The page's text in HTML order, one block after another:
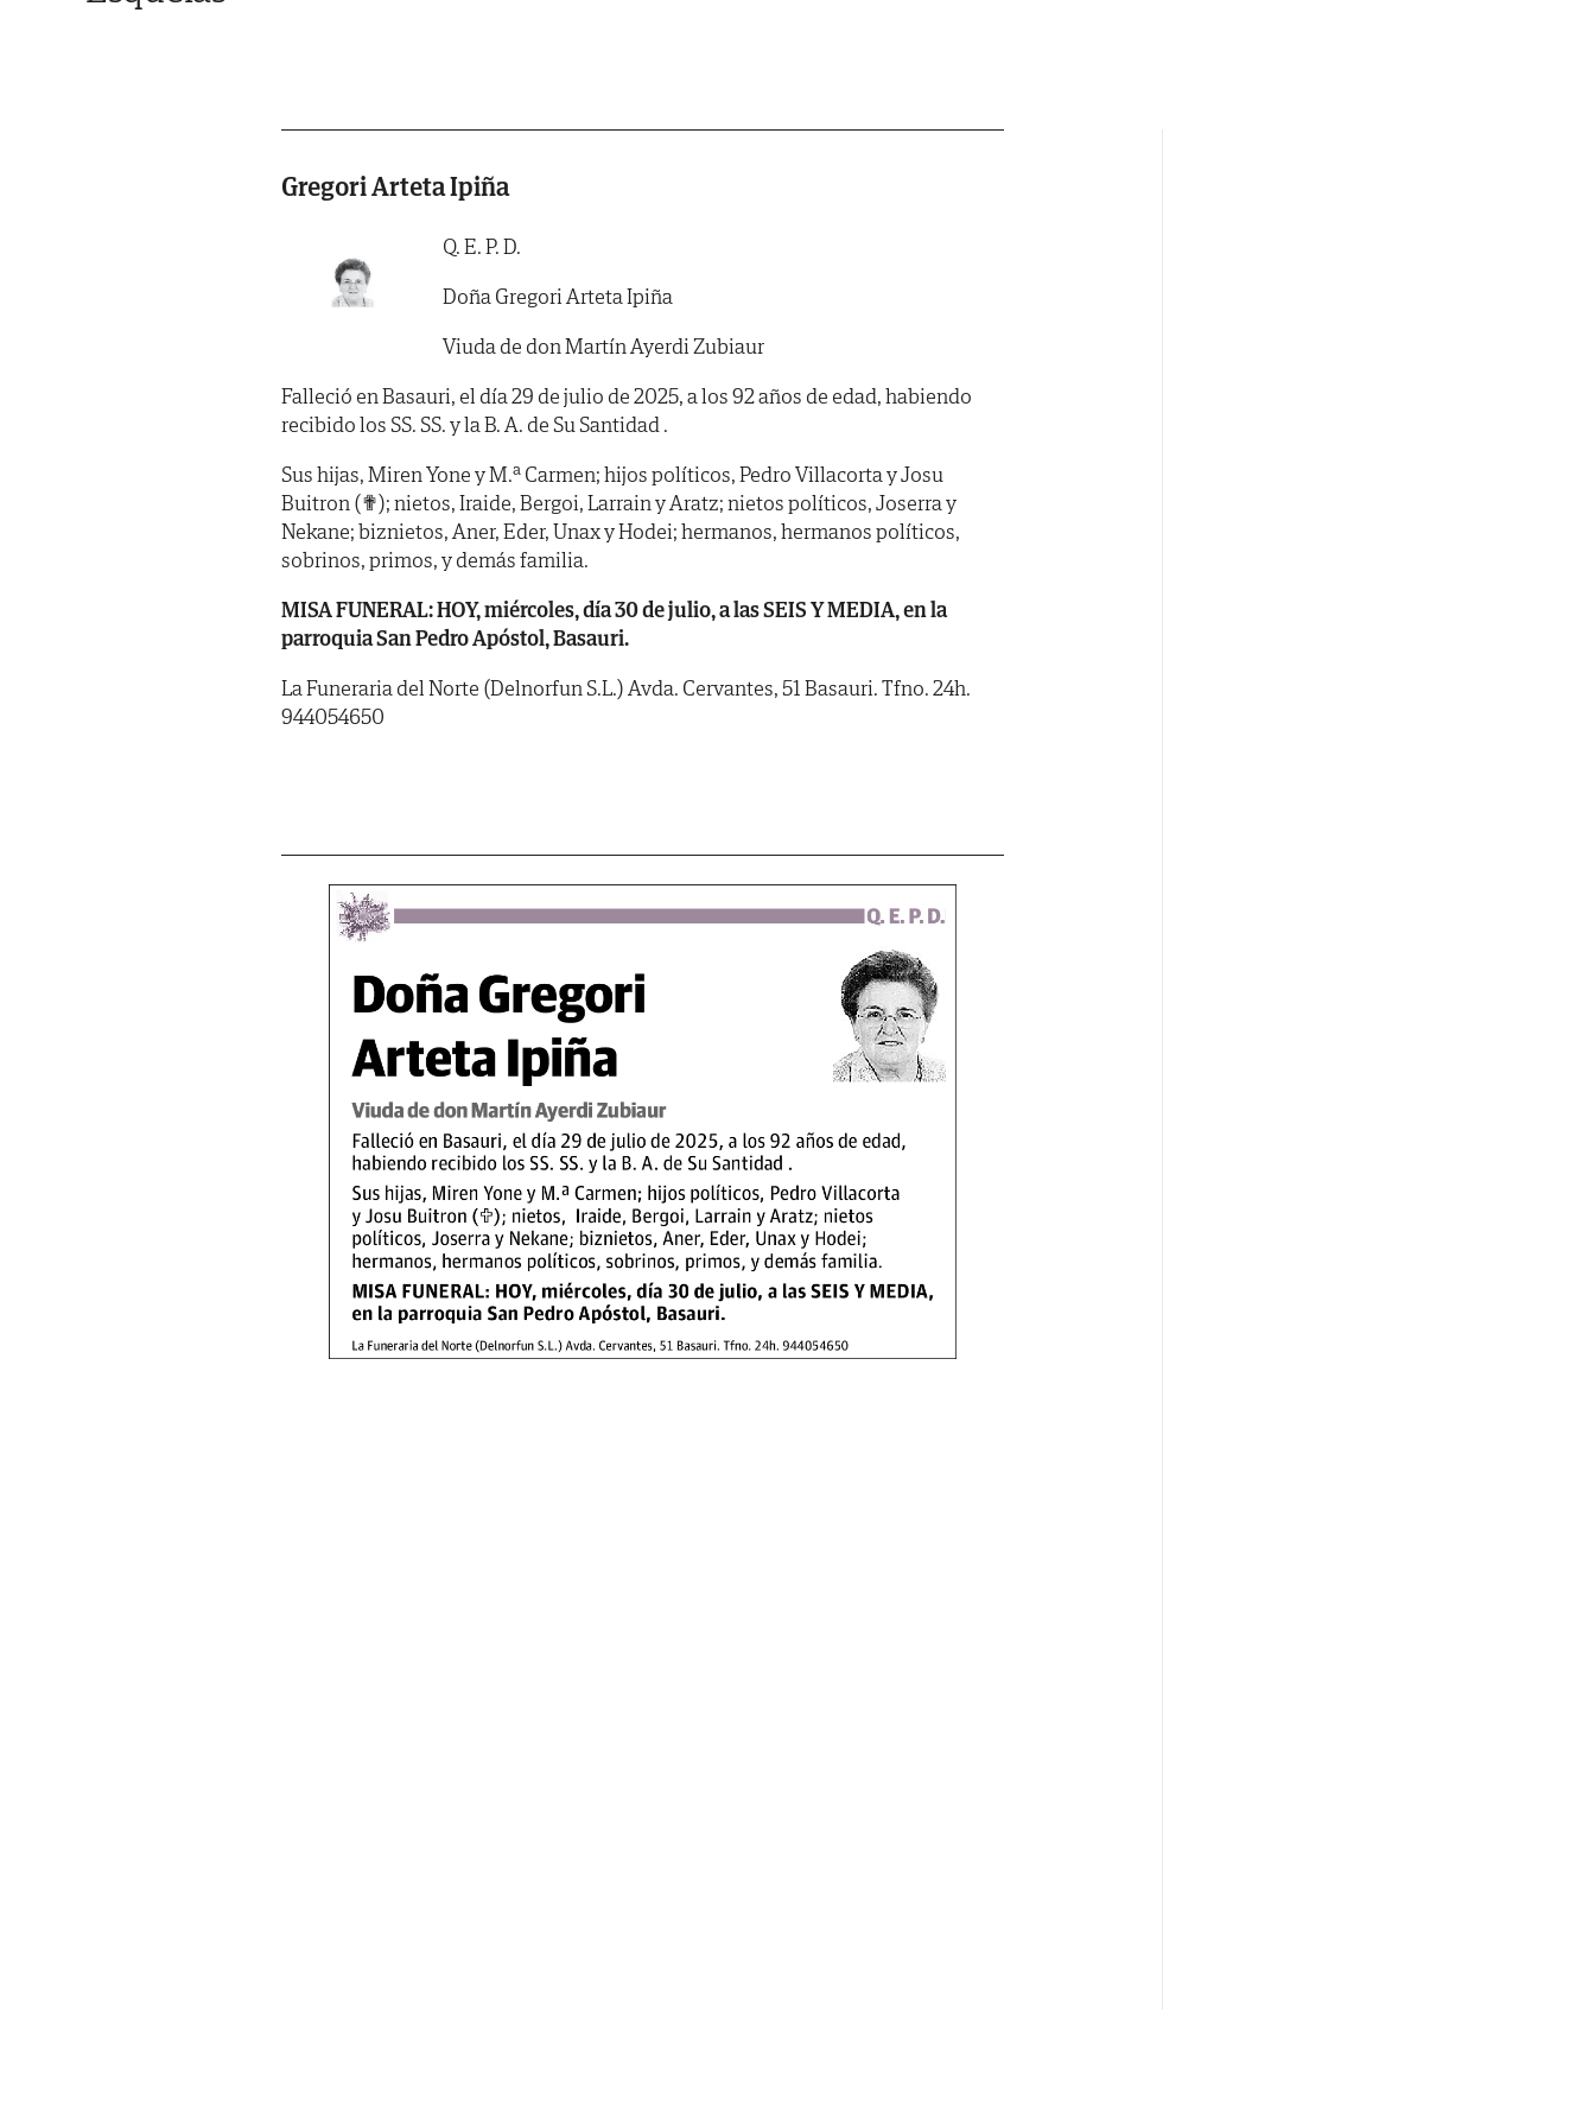
Gregori Arteta Ipiña
Q. E. P. D.
Doña Gregori Arteta Ipiña
Viuda de don Martín Ayerdi Zubiaur
Falleció en Basauri, el día 29 de julio de 2025, a los 92 años de edad, habiendo
recibido los SS. SS. y la B. A. de Su Santidad .
Sus hijas, Miren Yone y M.ª Carmen; hijos políticos, Pedro Villacorta y Josu
Buitron (✟); nietos, Iraide, Bergoi, Larrain y Aratz; nietos políticos, Joserra y
Nekane; biznietos, Aner, Eder, Unax y Hodei; hermanos, hermanos políticos,
sobrinos, primos, y demás familia.
MISA FUNERAL: HOY, miércoles, día 30 de julio, a las SEIS Y MEDIA, en la
parroquia San Pedro Apóstol, Basauri.
La Funeraria del Norte (Delnorfun S.L.) Avda. Cervantes, 51 Basauri. Tfno. 24h.
944054650